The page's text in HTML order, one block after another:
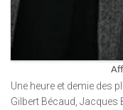
Une heure et demie des
Gilbert Bécaud, Jacques